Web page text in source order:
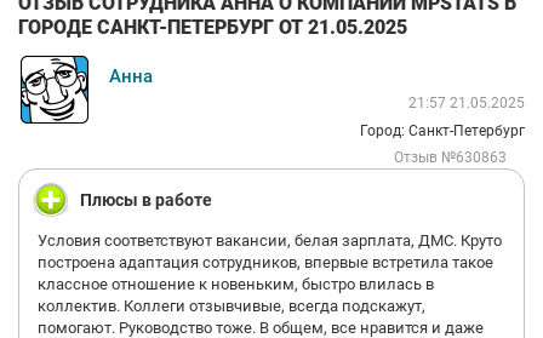
ГОРОДЕ САНКТ-ПЕТЕРБУРГ ОТ 21.05.2025
Анна
21:57 21.05.2025
Город: Санкт-Петербург
Отзыв №630863
Плюсы в работе
Условия соответствуют вакансии, белая зарплата, ДМС. Круто
построена адаптация сотрудников, впервые встретила такое
классное отношение к новеньким, быстро влилась в
коллектив. Коллеги отзывчивые, всегда подскажут,
помогают. Руководство тоже. В общем, все нравится и даже